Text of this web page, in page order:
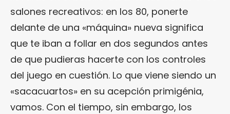
salones recreativos: en los 80, ponerte
delante de una «máquina» nueva significa
que te iban a follar en dos segundos antes
de que pudieras hacerte con los controles
del juego en cuestión. Lo que viene siendo un
«sacacuartos» en su acepción primigénia,
vamos. Con el tiempo, sin embargo, los